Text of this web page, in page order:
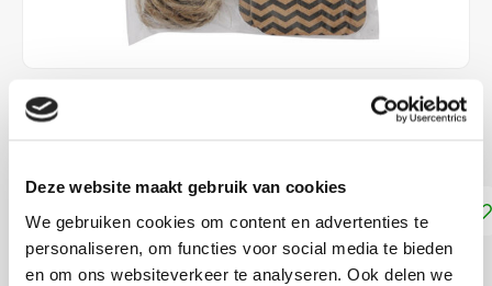
Deze website maakt gebruik van cookies
We gebruiken cookies om content en advertenties te
personaliseren, om functies voor social media te bieden
en om ons websiteverkeer te analyseren. Ook delen we
€1,99
Toevoegen aan winkelwagen
DELEN: